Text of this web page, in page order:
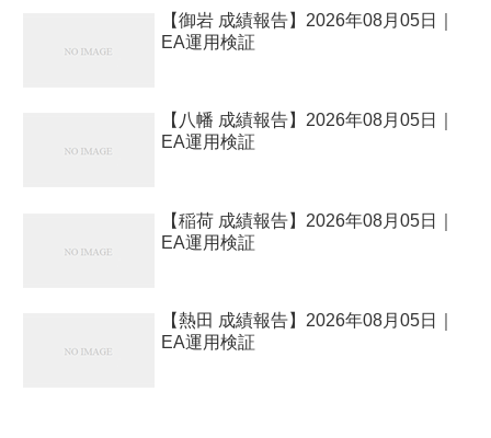
【御岩 成績報告】2026年08月05日｜
EA運用検証
【八幡 成績報告】2026年08月05日｜
EA運用検証
【稲荷 成績報告】2026年08月05日｜
EA運用検証
【熱田 成績報告】2026年08月05日｜
EA運用検証